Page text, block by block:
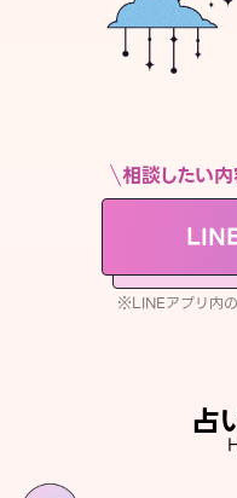
相談したい
※LINEアプリ内
占